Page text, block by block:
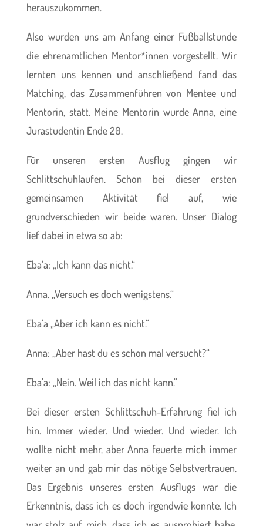
herauszukommen.
Also wurden uns am Anfang einer Fußballstunde
die ehrenamtlichen Mentor*innen vorgestellt. Wir
lernten uns kennen und anschließend fand das
Matching, das Zusammenführen von Mentee und
Mentorin, statt. Meine Mentorin wurde Anna, eine
Jurastudentin Ende 20.
Für unseren ersten Ausflug gingen wir
Schlittschuhlaufen. Schon bei dieser ersten
gemeinsamen Aktivität fiel auf, wie
grundverschieden wir beide waren. Unser Dialog
lief dabei in etwa so ab:
Eba’a: „Ich kann das nicht.“
Anna. „Versuch es doch wenigstens.“
Eba’a „Aber ich kann es nicht.“
Anna: „Aber hast du es schon mal versucht?“
Eba’a: „Nein. Weil ich das nicht kann.“
Bei dieser ersten Schlittschuh-Erfahrung fiel ich
hin. Immer wieder. Und wieder. Und wieder. Ich
wollte nicht mehr, aber Anna feuerte mich immer
weiter an und gab mir das nötige Selbstvertrauen.
Das Ergebnis unseres ersten Ausflugs war die
Erkenntnis, dass ich es doch irgendwie konnte. Ich